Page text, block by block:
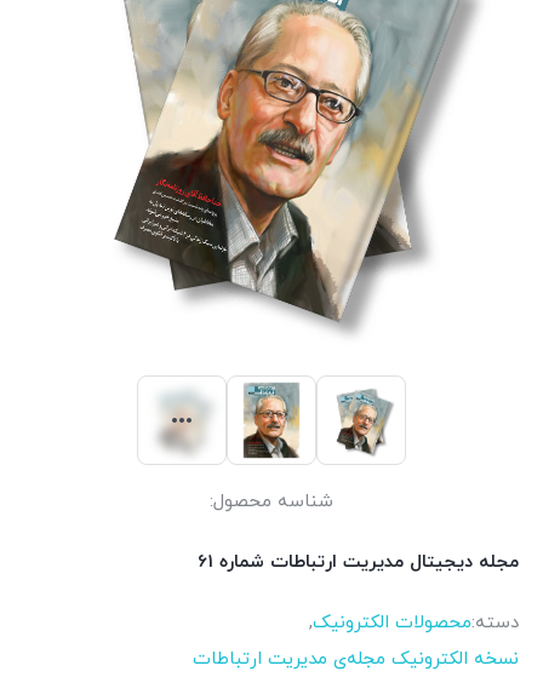
شناسه محصول:
مجله دیجیتال مدیریت ارتباطات شماره 61
دسته:محصولات الکترونیک,
نسخه الکترونیک مجله‌ی مدیریت ارتباطات